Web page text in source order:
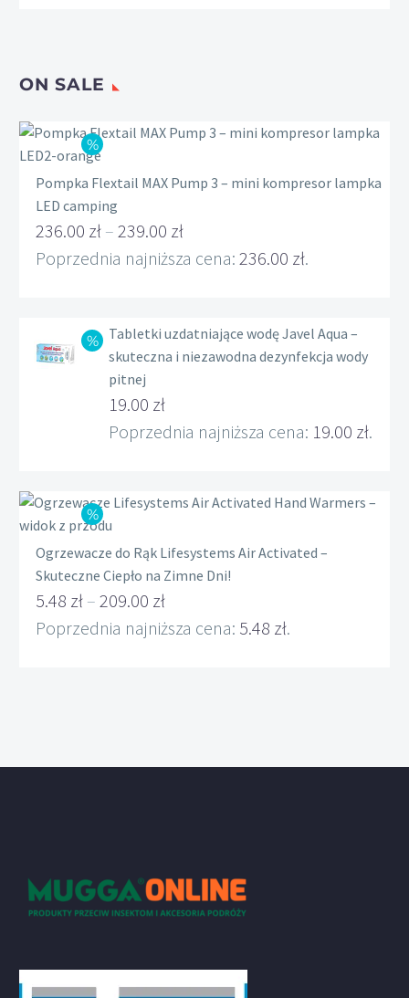
ON SALE
Pompka Flextail MAX Pump 3 – mini kompresor lampka
LED camping
236.00 zł – 239.00 zł
Zakres
236.00 zł
do
Poprzednia najniższa cena: 236.00 zł.
Tabletki uzdatniające wodę Javel Aqua –
skuteczna i niezawodna dezynfekcja wody
pitnej
Pierwotna
cena
19.00 zł
Aktualna
19.00 zł.
Poprzednia najniższa cena: 19.00 zł.
Ogrzewacze do Rąk Lifesystems Air Activated –
Skuteczne Ciepło na Zimne Dni!
5.48 zł – 209.00 zł
Zakres
209.00 zł
Poprzednia najniższa cena: 5.48 zł.